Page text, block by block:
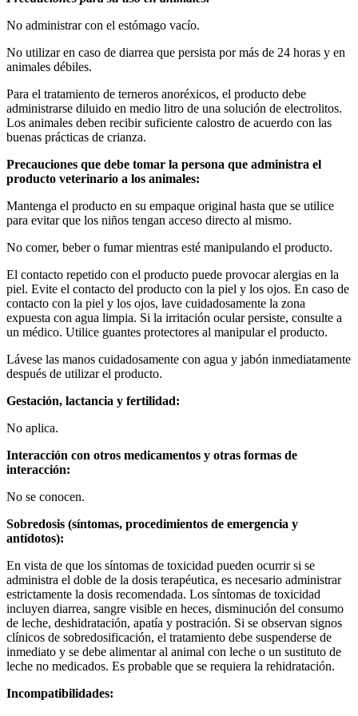
No administrar con el estómago vacío.
No utilizar en caso de diarrea que persista por más de 24 horas y en
animales débiles.
Para el tratamiento de terneros anoréxicos, el producto debe
administrarse diluido en medio litro de una solución de electrolitos.
Los animales deben recibir suficiente calostro de acuerdo con las
buenas prácticas de crianza.
Precauciones que debe tomar la persona que administra el
producto veterinario a los animales:
Mantenga el producto en su empaque original hasta que se utilice
para evitar que los niños tengan acceso directo al mismo.
No comer, beber o fumar mientras esté manipulando el producto.
El contacto repetido con el producto puede provocar alergias en la
piel. Evite el contacto del producto con la piel y los ojos. En caso de
contacto con la piel y los ojos, lave cuidadosamente la zona
expuesta con agua limpia. Si la irritación ocular persiste, consulte a
un médico. Utilice guantes protectores al manipular el producto.
Lávese las manos cuidadosamente con agua y jabón inmediatamente
después de utilizar el producto.
Gestación, lactancia y fertilidad:
No aplica.
Interacción con otros medicamentos y otras formas de
interacción:
No se conocen.
Sobredosis (síntomas, procedimientos de emergencia y
antídotos):
En vista de que los síntomas de toxicidad pueden ocurrir si se
administra el doble de la dosis terapéutica, es necesario administrar
estrictamente la dosis recomendada. Los síntomas de toxicidad
incluyen diarrea, sangre visible en heces, disminución del consumo
de leche, deshidratación, apatía y postración. Si se observan signos
clínicos de sobredosificación, el tratamiento debe suspenderse de
inmediato y se debe alimentar al animal con leche o un sustituto de
leche no medicados. Es probable que se requiera la rehidratación.
Incompatibilidades: